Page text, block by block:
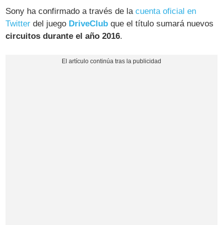
Sony ha confirmado a través de lacuenta oficial en
Twitter del juego DriveClub que el título sumará nuevos
circuitos durante el año 2016.